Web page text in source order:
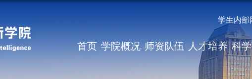
学生内部
首页 学院概况 师资队伍 人才培养 科